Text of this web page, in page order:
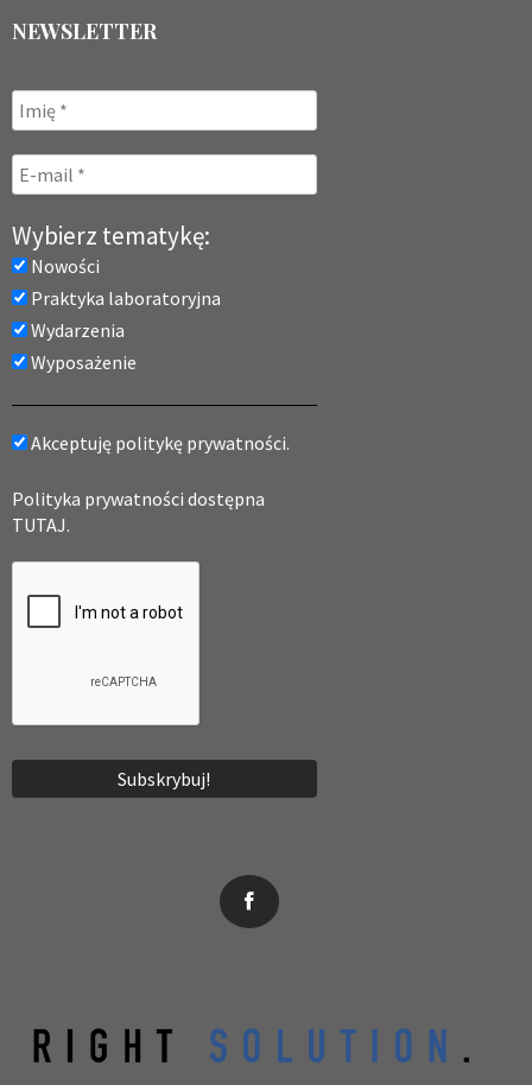
NEWSLETTER
Wybierz tematykę:
Nowości
Praktyka laboratoryjna
Wydarzenia
Wyposażenie
Akceptuję politykę prywatności.
Polityka prywatności dostępna
TUTAJ.